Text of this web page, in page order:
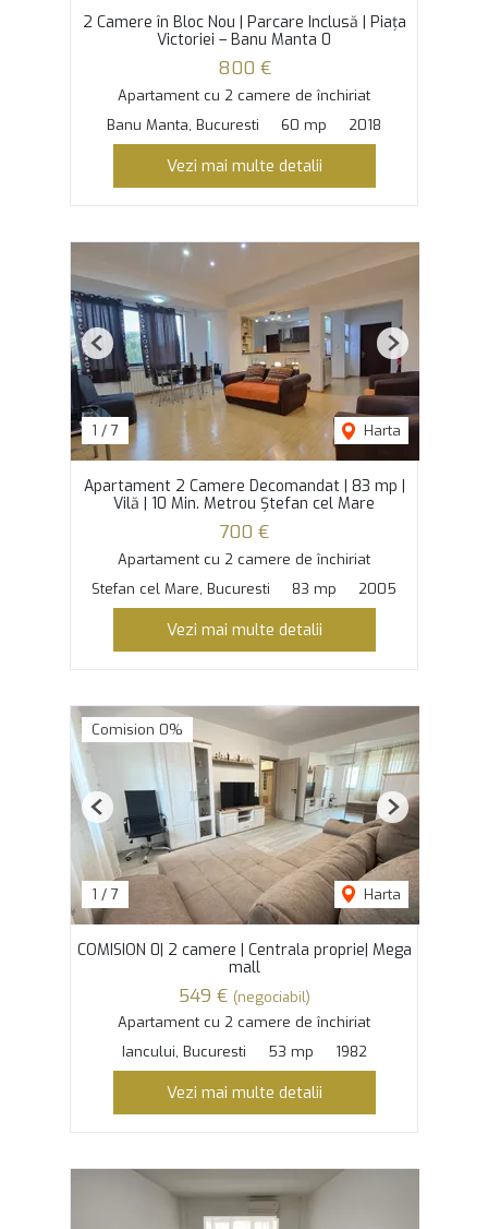
2 Camere în Bloc Nou | Parcare Inclusă | Piața
Victoriei – Banu Manta 0
800 €
Apartament cu 2 camere de închiriat
Banu Manta, Bucuresti
60 mp 2018
Vezi mai multe detalii
1 / 7 Harta
Previous Next
Apartament 2 Camere Decomandat | 83 mp |
Vilă | 10 Min. Metrou Ștefan cel Mare
700 €
Apartament cu 2 camere de închiriat
Stefan cel Mare, Bucuresti
83 mp 2005
Vezi mai multe detalii
Comision 0%
1 / 7 Harta
Previous Next
COMISION 0| 2 camere | Centrala proprie| Mega
mall
549 € (negociabil)
Apartament cu 2 camere de închiriat
Iancului, Bucuresti
53 mp 1982
Vezi mai multe detalii